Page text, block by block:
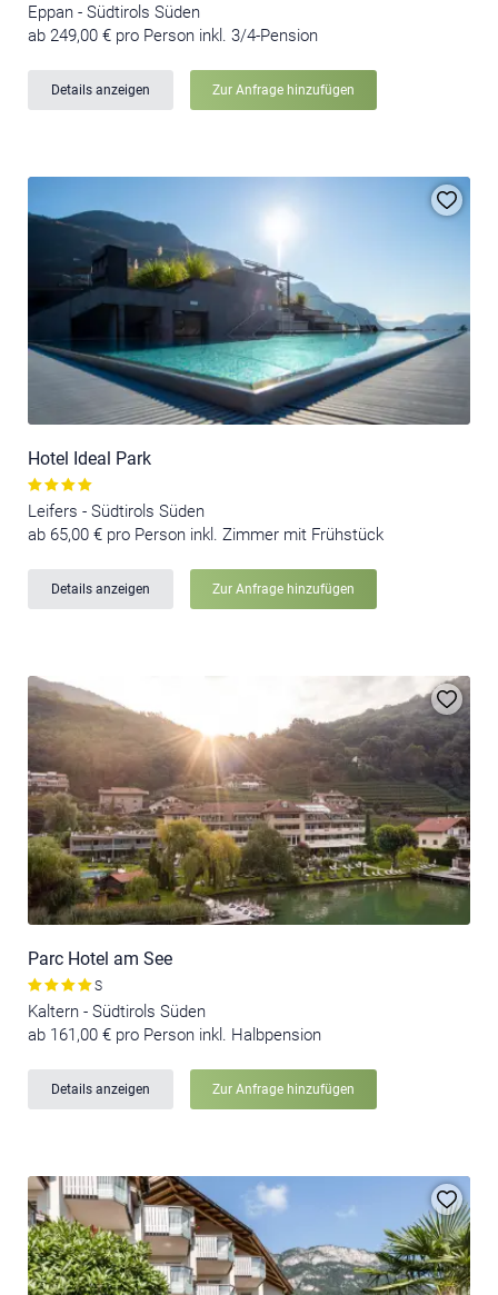
Eppan - Südtirols Süden
ab 249,00 € pro Person inkl. 3/4-Pension
Details anzeigen Zur Anfrage hinzufügen
Hotel Ideal Park
Leifers - Südtirols Süden
ab 65,00 € pro Person inkl. Zimmer mit Frühstück
Details anzeigen Zur Anfrage hinzufügen
Parc Hotel am See
S
Kaltern - Südtirols Süden
ab 161,00 € pro Person inkl. Halbpension
Details anzeigen Zur Anfrage hinzufügen